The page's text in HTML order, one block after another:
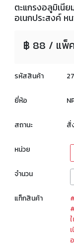
ตะแกรงอลูมิเนี
อเนกประสงค์ ห
฿ 88 / แพ็
รหัสสินค้า
ยี่ห้อ
สถานะ สั่
หน่วย
จำนวน
แท็กสินค้า